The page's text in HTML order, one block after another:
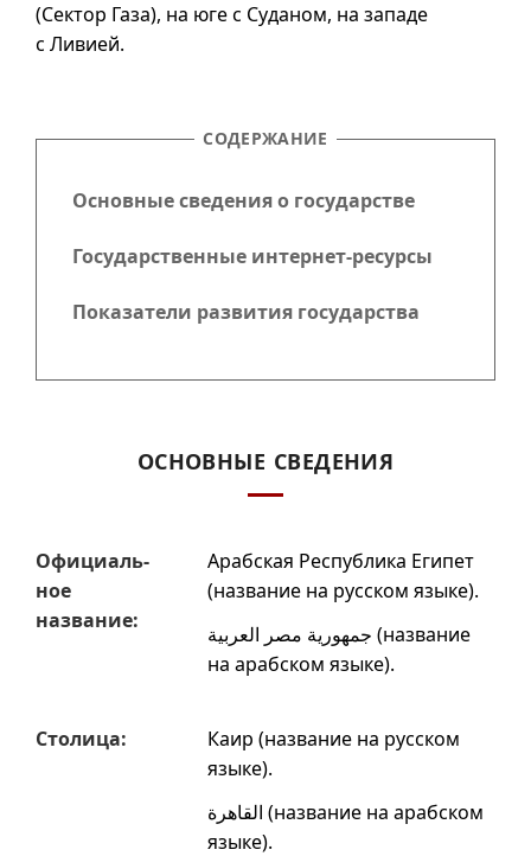
(Сектор Газа), на юге с Суданом, на западе
с Ливией.
СОДЕРЖАНИЕ
Основные сведения о государстве
Государственные интернет-ресурсы
Показатели развития государства
ОСНОВНЫЕ СВЕДЕНИЯ
Офи­циаль­
ное
название:
Арабская Республика Египет
(название на русском языке).
جمهورية مصر العربية (название
на арабском языке).
Столица: Каир (название на русском
языке).
القاهرة (название на арабском
языке).